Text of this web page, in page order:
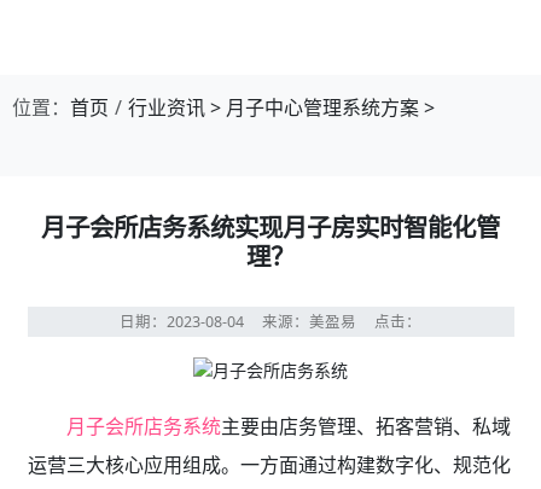
位置： 首页 行业资讯> 月子中心管理系统方案>
月子会所店务系统实现月子房实时智能化管
理？
日期：2023-08-04 来源：美盈易 点击：
月子会所店务系统主要由店务管理、拓客营销、私域
运营三大核心应用组成。一方面通过构建数字化、规范化